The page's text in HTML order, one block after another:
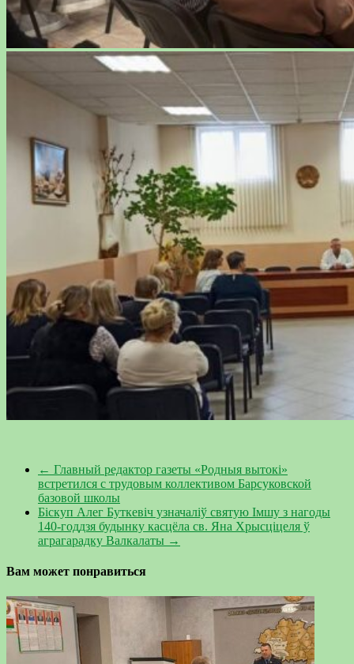
← Главный редактор газеты «Родныя вытокі»
встретился с трудовым коллективом Барсуковской
базовой школы
Біскуп Алег Буткевіч узначаліў святую Імшу з нагоды
140-годдзя будынку касцёла св. Яна Хрысціцеля ў
аграгарадку Валкалаты →
Вам может понравиться